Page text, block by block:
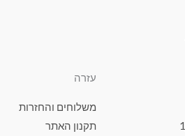
עזרה
משלוחים והחזרות
תקנון האתר